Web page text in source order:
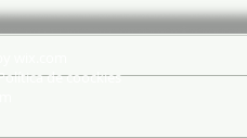
de coockies